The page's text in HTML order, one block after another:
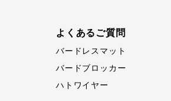
よくあるご質問
バードレスマット
バードブロッカー
ハトワイヤー